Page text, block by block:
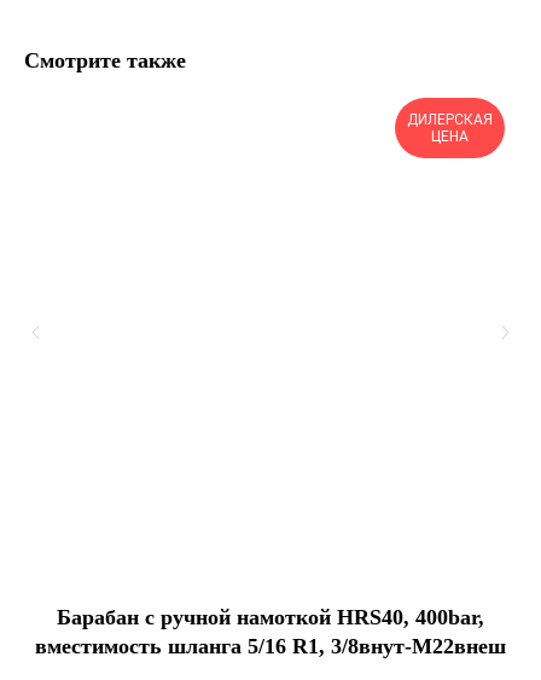
Смотрите также
ДИЛЕРСКАЯ
ЦЕНА
Барабан с ручной намоткой HRS40, 400bar,
вместимость шланга 5/16 R1, 3/8внут-М22внеш